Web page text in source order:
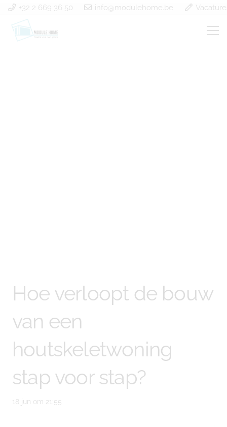
+32 2 669 36 50 info@modulehome.be
Hoe verloopt de bouw
van een
houtskeletwoning
stap voor stap?
18 jun om 21:55